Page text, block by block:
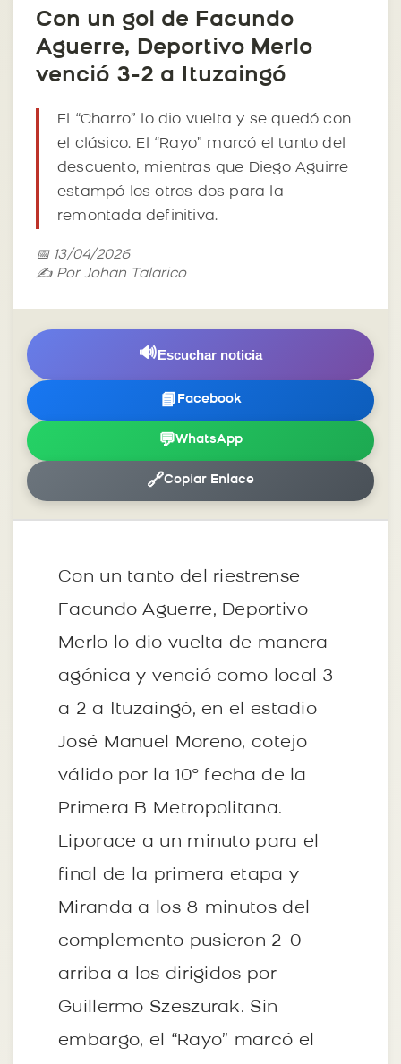
Con un gol de Facundo
Aguerre, Deportivo Merlo
venció 3-2 a Ituzaingó
El “Charro” lo dio vuelta y se quedó con
el clásico. El “Rayo” marcó el tanto del
descuento, mientras que Diego Aguirre
estampó los otros dos para la
remontada definitiva.
📅 13/04/2026
✍️ Por Johan Talarico
🔊Escuchar noticia
📘 Facebook
💬WhatsApp
🔗Copiar Enlace
Con un tanto del riestrense
Facundo Aguerre, Deportivo
Merlo lo dio vuelta de manera
agónica y venció como local 3
a 2 a Ituzaingó, en el estadio
José Manuel Moreno, cotejo
válido por la 10° fecha de la
Primera B Metropolitana.
Liporace a un minuto para el
final de la primera etapa y
Miranda a los 8 minutos del
complemento pusieron 2-0
arriba a los dirigidos por
Guillermo Szeszurak. Sin
embargo, el “Rayo” marcó el